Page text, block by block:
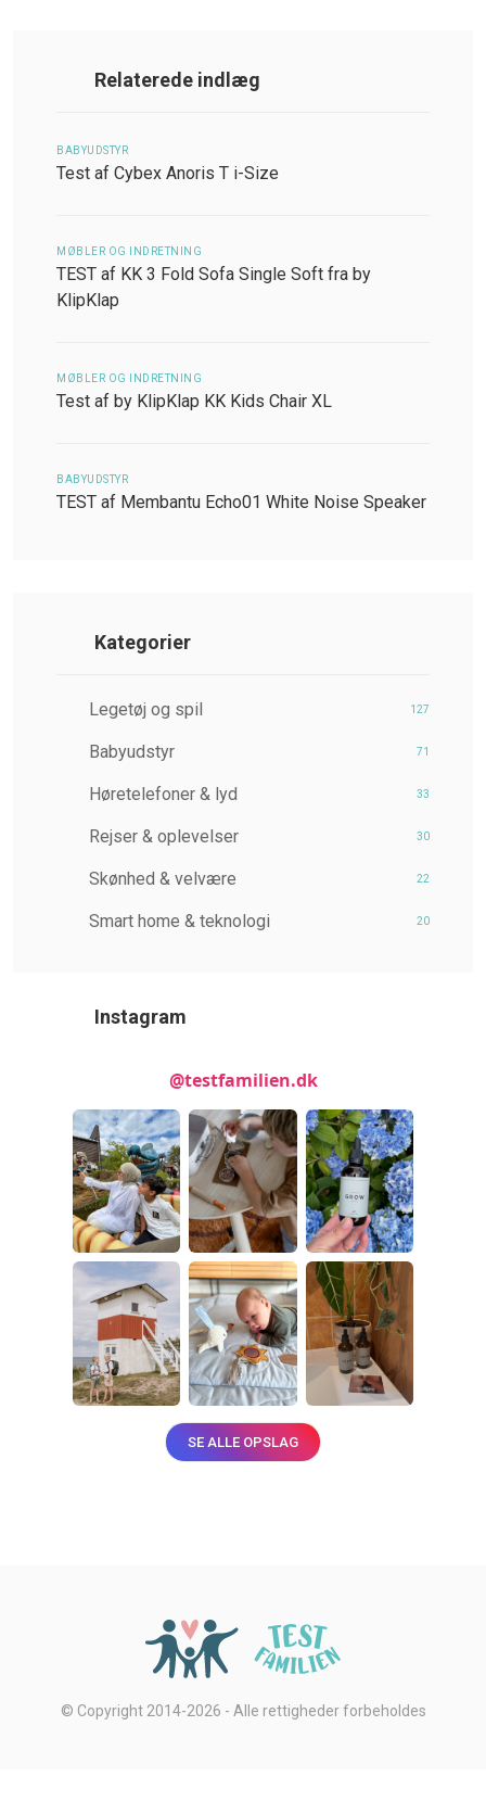
Relaterede indlæg
BABYUDSTYR
Test af Cybex Anoris T i-Size
MØBLER OG INDRETNING
TEST af KK 3 Fold Sofa Single Soft fra by
KlipKlap
MØBLER OG INDRETNING
Test af by KlipKlap KK Kids Chair XL
BABYUDSTYR
TEST af Membantu Echo01 White Noise Speaker
Kategorier
Legetøj og spil 127
Babyudstyr 71
Høretelefoner & lyd 33
Rejser & oplevelser 30
Skønhed & velvære 22
Smart home & teknologi 20
Instagram
@testfamilien.dk
SE ALLE OPSLAG
© Copyright 2014-2026 - Alle rettigheder forbeholdes